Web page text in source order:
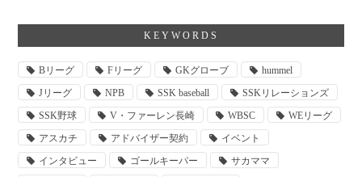
KEYWORDS
Bリーグ Fリーグ GKグローブ
hummel
Jリーグ
NPB SSK baseball
SSKリレーションズ
SSK野球
V・ファーレン長崎 WBSC
WEリーグ
アスカチ
アドバイザー契約
イベント
インタビュー
ゴールキーパー
サカママ